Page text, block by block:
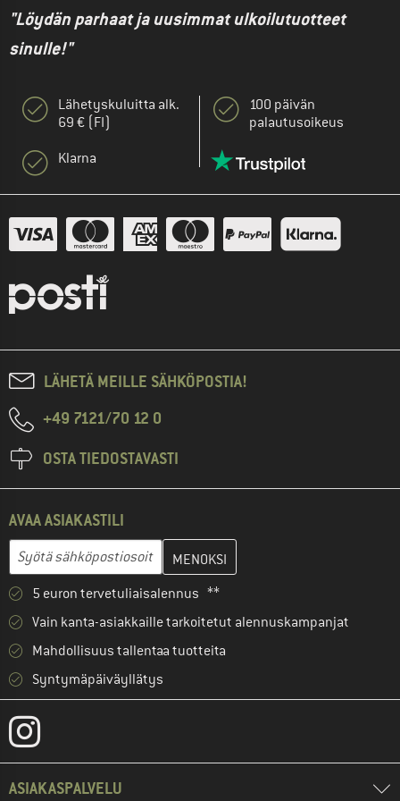
"Löydän parhaat ja uusimmat ulkoilutuotteet
sinulle!"
Lähetyskuluitta alk.
69 € (FI)
Klarna
100 päivän
palautusoikeus
LÄHETÄ MEILLE SÄHKÖPOSTIA!
+49 7121/70 12 0
OSTA TIEDOSTAVASTI
AVAA ASIAKASTILI
Sähköpostiosoite
Anna sähköpostiosoitteesi ja luo seuraavassa vaiheessa
5 euron tervetuliaisalennus **
Vain kanta-asiakkaille tarkoitetut alennuskampanjat
Mahdollisuus tallentaa tuotteita
Syntymäpäiväyllätys
ASIAKASPALVELU